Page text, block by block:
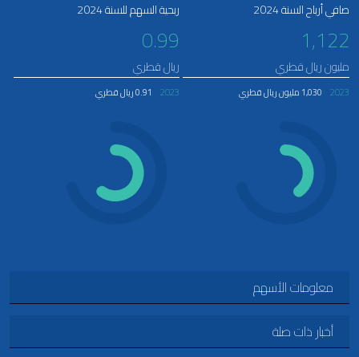
صافي أرباح السنة 2024
1,122
مليون ريال قطري
2023 1,030 مليون ريال قطري
ربحية السهم للسنة 2024
0.99
ريال قطري
2023 0.91 ريال قطري
معلومات الأسهم
أخبار ذات صلة